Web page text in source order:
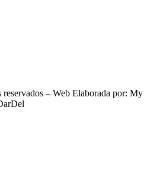
reservados – Web Elaborada por: My